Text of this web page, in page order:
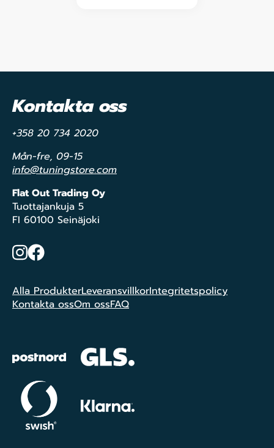
Kontakta oss
+358 20 734 2020
Mån-fre, 09-15
info@tuningstore.com
Flat Out Trading Oy
Tuottajankuja 5
FI 60100 Seinäjoki
Instagram
Facebook
Alla ProdukterLeveransvillkorIntegritetspolicy
Kontakta ossOm ossFAQ